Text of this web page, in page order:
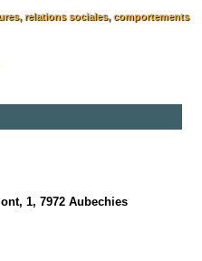
relations sociales, comportements
1, 7972 Aubechies